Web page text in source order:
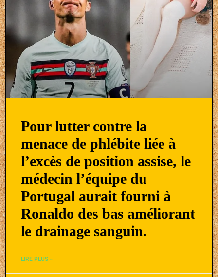
Pour lutter contre la
menace de phlébite liée à
l’excès de position assise, le
médecin l’équipe du
Portugal aurait fourni à
Ronaldo des bas améliorant
le drainage sanguin.
LIRE PLUS »